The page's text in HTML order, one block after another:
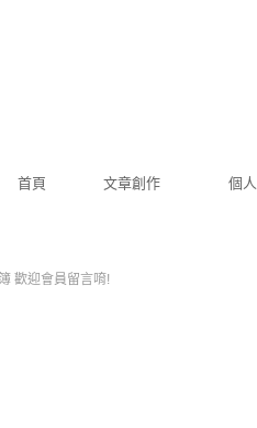
首頁 文章創作 個
歡迎會員留言唷!